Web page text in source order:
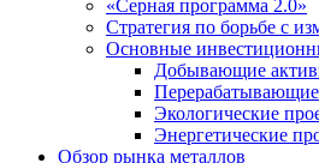
«Серная программа 2.0»
Стратегия по борьбе с
Основные
Добывающие
Экологические
Энергетические
Обзор рынка металлов